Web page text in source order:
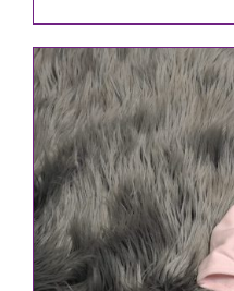
IN DEN